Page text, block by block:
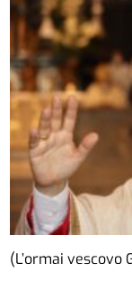
(L’ormai vescovo